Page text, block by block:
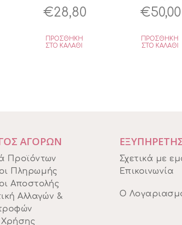
Original
was:
€28,80
ΠΡΟΣΘΉΚΗ
ΣΤΟ ΚΑΛΆΘΙ
was:
€50,00
ΠΡΟΣΘΉΚΗ
ΣΤΟ ΚΑΛΆΘΙ
ΑΓΟΡΩΝ
Προϊόντων
Πληρωμής
Αποστολής
Αλλαγών &
Σχετικά με
Επικοινωνία
Ο